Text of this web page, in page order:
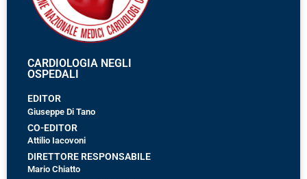
CARDIOLOGIA NEGLI
OSPEDALI
EDITOR
Giuseppe Di Tano
CO-EDITOR
Attilio Iacovoni
DIRETTORE RESPONSABILE
Mario Chiatto